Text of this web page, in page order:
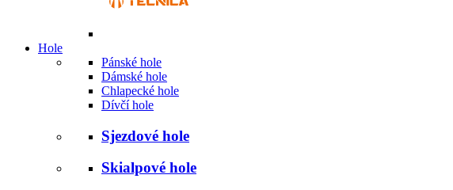
Hole
Pánské hole
Dámské hole
Chlapecké hole
Dívčí hole
Sjezdové hole
Skialpové hole